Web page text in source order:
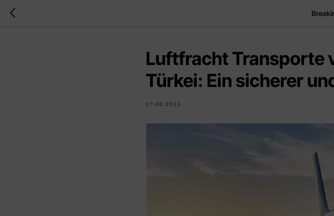
Luftfracht Transporte
Türkei: Ein sicherer
27.06.2023